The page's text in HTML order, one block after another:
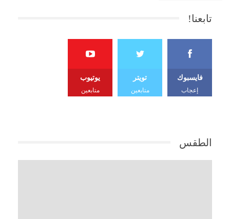
تابعنا!
فايسبوك
إعجاب
تويتر
متابعين
يوتيوب
متابعين
الطقس